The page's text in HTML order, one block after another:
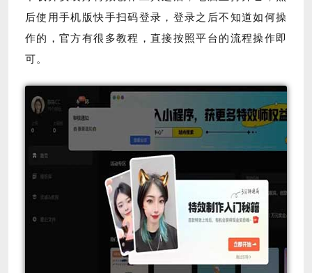
后使用手机版快手扫码登录， 登录之后不知道如何操
作的，官方有很多教程，直接按照平台的流程操作即
可。